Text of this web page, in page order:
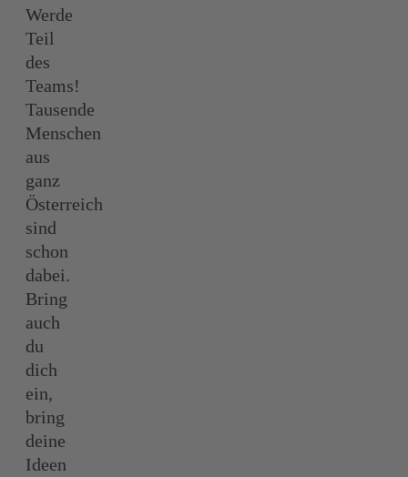
Werde
Teil
des
Teams!
Tausende
Menschen
aus
ganz
Österreich
sind
schon
dabei.
Bring
auch
du
dich
ein,
bring
deine
Ideen